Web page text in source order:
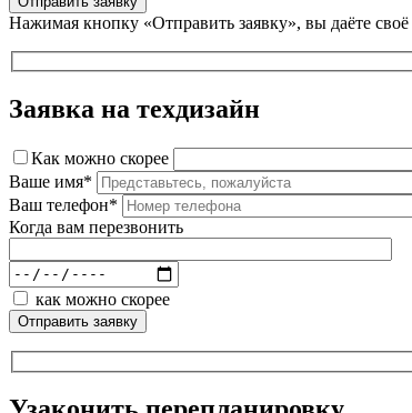
Нажимая кнопку «Отправить заявку», вы даёте своё
Заявка на техдизайн
Как можно скорее
Ваше имя*
Ваш телефон*
Когда вам перезвонить
как можно скорее